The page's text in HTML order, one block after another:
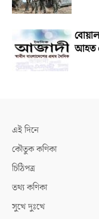
আহত
এই দিনে
কৌতুক কণিকা
চিঠিপত্র
তথ্য কণিকা
সুখে দুঃখে